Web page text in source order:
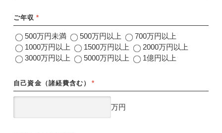
ご年収 *
500万円未満 500万円以上
700万円以上
1000万円以上
1500万円以上
2000万円以上
3000万円以上
5000万円以上 1億円以上
自己資金（諸経費含む） *
万円